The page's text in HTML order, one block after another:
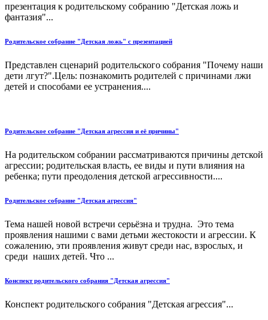
презентация к родительскому собранию "Детская ложь и
фантазия"...
Родительское собрание "Детская ложь" с презентацией
Представлен сценарий родительского собрания "Почему наши
дети лгут?".Цель: познакомить родителей с причинами лжи
детей и способами ее устранения....
Родительское собрание "Детская агрессия и её причины"
На родительском собрании рассматриваются причины детской
агрессии; родительская власть, ее виды и пути влияния на
ребенка; пути преодоления детской агрессивности....
Родительское собрание "Детская агрессия"
Тема нашей новой встречи серьёзна и трудна. Это тема
проявления нашими с вами детьми жестокости и агрессии. К
сожалению, эти проявления живут среди нас, взрослых, и
среди наших детей. Что ...
Конспект родительского собрания "Детская агрессия"
Конспект родительского собрания "Детская агрессия"...